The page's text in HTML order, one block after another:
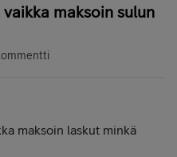
maksoin sulun
maksoin laskut minkä